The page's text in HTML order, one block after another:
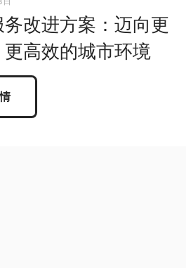
改进方案：迈向更
高效的城市环境